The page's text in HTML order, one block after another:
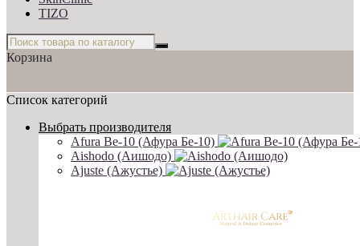
TIZO
Корзина
Список категорий
Выбрать производителя
Afura Be-10 (Афура Бе-10)
Aishodo (Аишодо)
Ajuste (Ажустье)